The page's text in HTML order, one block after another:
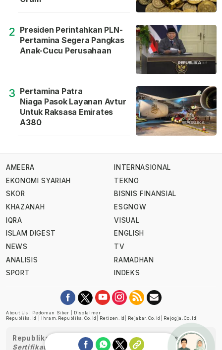
2 Presiden Perintahkan PLN-
Pertamina Segera Pangkas
Anak-Cucu Perusahaan
3 Pertamina Patra
Niaga Pasok Layanan Avtur
Untuk Raksasa Emirates
A380
AMEERA
EKONOMI SYARIAH
SKOR
KHAZANAH
IQRA
ISLAM DIGEST
NEWS
ANALISIS
SPORT
INTERNASIONAL
TEKNO
BISNIS FINANSIAL
ESGNOW
VISUAL
ENGLISH
TV
RAMADHAN
INDEKS
About Us Pedoman Siber
Disclaimer
Republika.id
Ihram.republika.co.id Retizen.id Rejabar.co.id Rejogja.co.id
Republika telah diverifikasi oleh Dewan Pers
Sertifikat Nomor 1058/DP-Verifikasi/K/XII/2022